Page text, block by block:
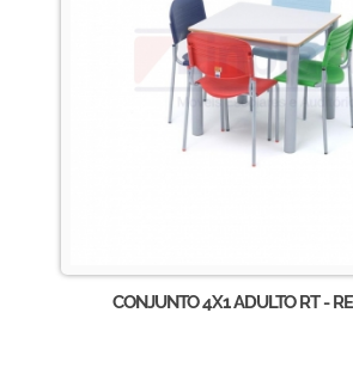
CONJUNTO 4X1 ADULTO RT -